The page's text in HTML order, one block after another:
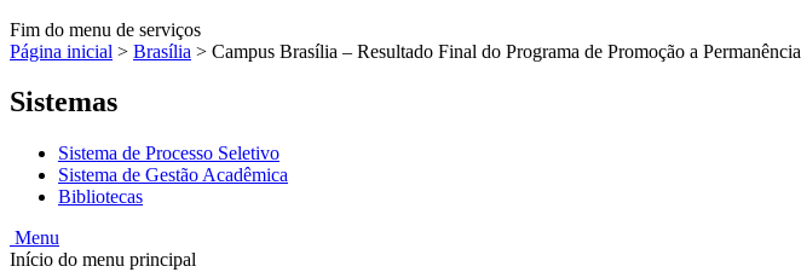
Fim do menu de serviços
Página inicial > Brasília > Campus Brasília – Resultado Final do Programa de Promoção a Permanência
Sistemas
Sistema de Processo Seletivo
Sistema de Gestão Acadêmica
Bibliotecas
Menu
Início do menu principal